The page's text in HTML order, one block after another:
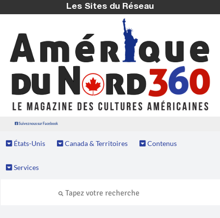
Les Sites du Réseau
Suivez nous sur Facebook
États-Unis Canada & Territoires Contenus
Services